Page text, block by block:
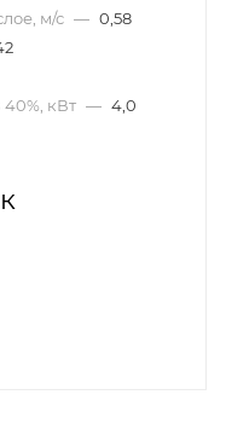
м/с — 0,58
кВт — 4,0